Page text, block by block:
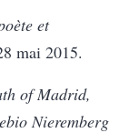
et
mai 2015.
of Madrid,
Nieremberg